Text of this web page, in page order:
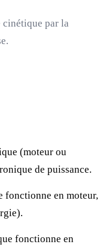
par la
(moteur ou
de puissance.
fonctionne en moteur,
fonctionne en